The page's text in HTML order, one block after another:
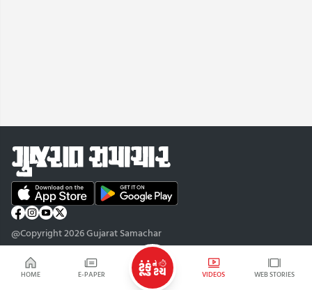
HOME E-PAPER VIDEOS WEB STORIES
@Copyright 2026 Gujarat Samachar